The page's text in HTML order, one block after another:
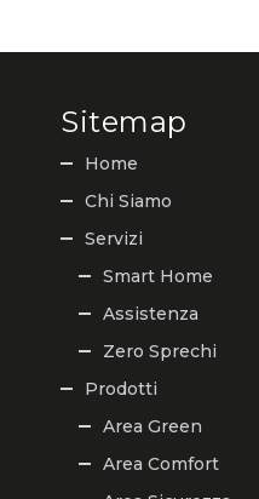
Sitemap
Home
Chi Siamo
Servizi
Smart Home
Assistenza
Zero Sprechi
Prodotti
Area Green
Area Comfort